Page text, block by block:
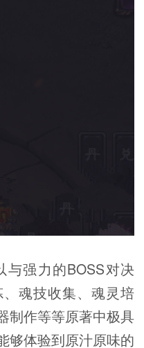
与强力的BOSS对决
魂技收集、魂灵培
制作等等原著中极具
够体验到原汁原味的